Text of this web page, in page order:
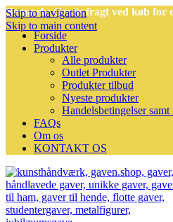
Skip to navigation
Skip to main content
Bemærk: Gratis fragt ved køb for
Forside
Produkter
Alle produkter
Outlet Produkter
Produkter tilbud
Nyeste produkter
Handelsbetingelser
FAQs
Om os
KONTAKT OS